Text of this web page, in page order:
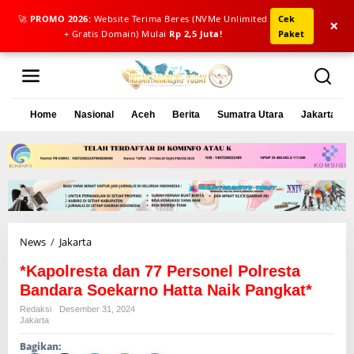
🚀 PROMO 2026: Website Terima Beres (NVMe Unlimited
+ Gratis Domain) Mulai Rp 2,5 Juta!
Cek
Paket
×
L
Home Nasional Aceh Berita Sumatra Utara Jakarta
News / Jakarta
a
p
l
r
*Kapolresta dan 77 Personel Polresta
Bandara Soekarno Hatta Naik Pangkat*
Redaksi
Desember 31, 2024
Jakarta
Bagikan: